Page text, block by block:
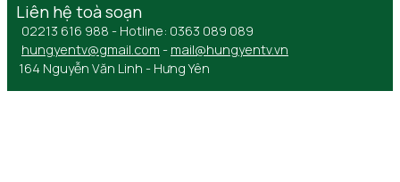
Liên hệ toà soạn
02213 616 988 - Hotline: 0363 089 089
hungyentv@gmail.com - mail@hungyentv.vn
164 Nguyễn Văn Linh - Hưng Yên